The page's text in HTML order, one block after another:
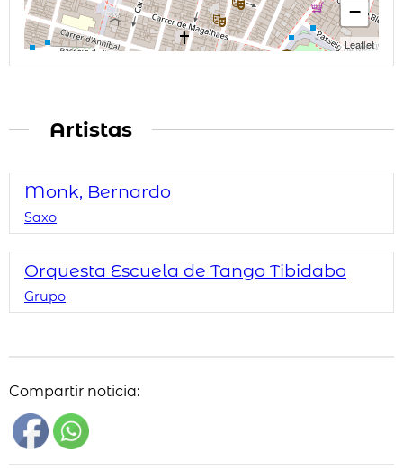
−
Leaflet
Artistas
Monk, Bernardo
Saxo
Orquesta Escuela de Tango Tibidabo
Grupo
Compartir noticia: